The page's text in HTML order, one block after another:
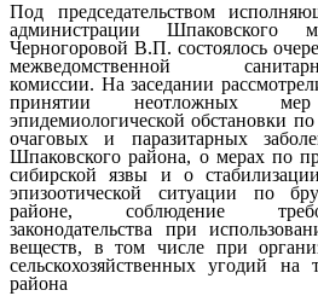
Под председательством
администрации Шпаковского
Черногоровой В.П. состоялось
межведомственной санитарно-
комиссии. На заседании
принятии неотложных
эпидемиологической обстановки
очаговых и паразитарных
Шпаковского района, о мерах по
сибирской язвы и о
эпизоотической ситуации по
районе, соблюдение
законодательства при
веществ, в том числе при
сельскохозяйственных угодий на
района